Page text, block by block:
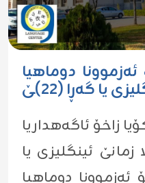
دوماهیا
یا گەڕا (٢٢)ـێ
زاخۆ ئاگەهداریا
ئینگلیزی یا
کۆ ئەزموونا دوماهیا